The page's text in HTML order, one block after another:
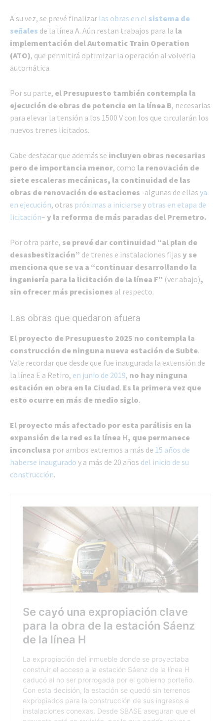
A su vez, se prevé finalizar las obras en el sistema de
señales de la línea A. Aún restan trabajos para la la
implementación del Automatic Train Operation
(ATO), que permitirá optimizar la operación al volverla
automática.
Por su parte, el Presupuesto también contempla la
ejecución de obras de potencia en la línea B, necesarias
para elevar la tensión a los 1500 V con los que circularán los
nuevos trenes licitados.
Cabe destacar que además se incluyen obras necesarias
pero de importancia menor, como la renovación de
siete escaleras mecánicas, la continuidad de las
obras de renovación de estaciones -algunas de ellas ya
en ejecución, otras próximas a iniciarse y otras en etapa de
licitación– y la reforma de más paradas del Premetro.
Por otra parte, se prevé dar continuidad “al plan de
desasbestización” de trenes e instalaciones fijas y se
menciona que se va a “continuar desarrollando la
ingeniería para la licitación de la línea F” (ver abajo),
sin ofrecer más precisiones al respecto.
Las obras que quedaron afuera
El proyecto de Presupuesto 2025 no contempla la
construcción de ninguna nueva estación de Subte.
Vale recordar que desde que fue inaugurada la extensión de
la línea E a Retiro, en junio de 2019, no hay ninguna
estación en obra en la Ciudad. Es la primera vez que
esto ocurre en más de medio siglo.
El proyecto más afectado por esta parálisis en la
expansión de la red es la línea H, que permanece
inconclusa por ambos extremos a más de 15 años de
haberse inaugurado y a más de 20 años del inicio de su
construcción.